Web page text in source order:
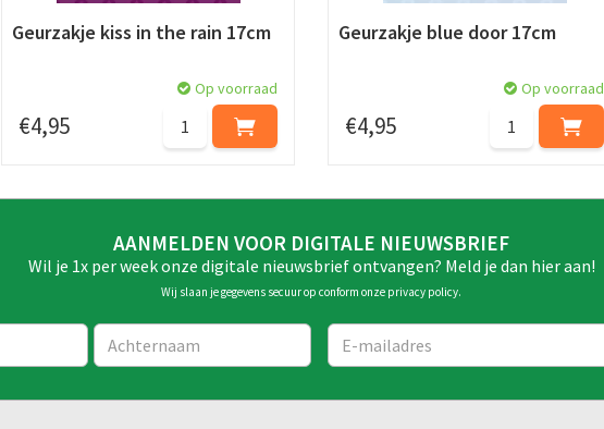
Geurzakje kiss in the rain 17cm
€4,95
Op voorraad
Geurzakje blue door 17cm
€4,95
Op voorraad
AANMELDEN VOOR DIGITALE NIEUWSBRIEF
Wil je 1x per week onze digitale nieuwsbrief ontvangen? Meld je dan hier aan!
Wij slaan je gegevens secuur op conform onze privacy policy.